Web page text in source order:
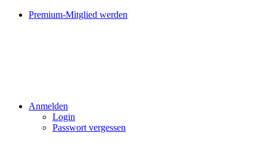
Premium-Mitglied werden
Anmelden
Login
Passwort vergessen